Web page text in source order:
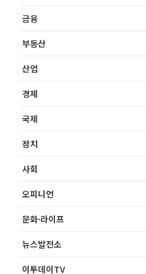
금융
부동산
산업
경제
국제
정치
사회
오피니언
문화·라이프
뉴스발전소
이투데이TV